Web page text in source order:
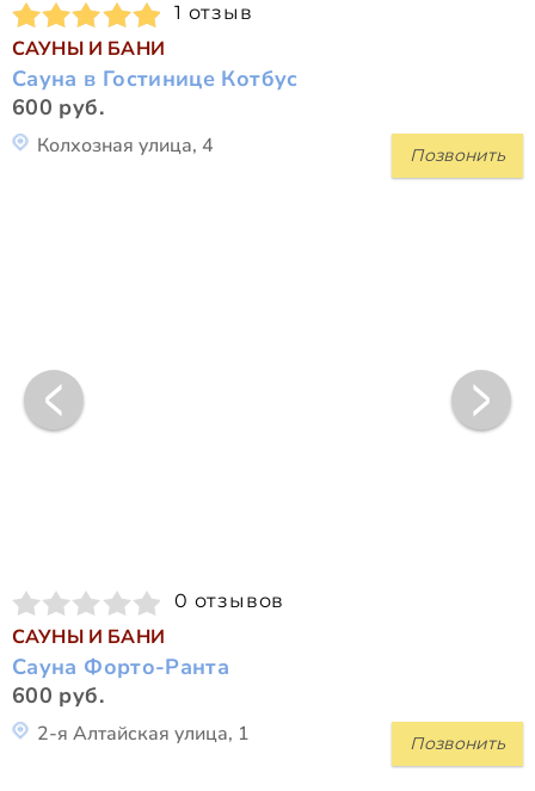
1 отзыв
САУНЫ И БАНИ
Сауна в Гостинице Котбус
600 руб.
Позвонить
Колхозная улица, 4
0 отзывов
САУНЫ И БАНИ
Сауна Форто-Ранта
600 руб.
Позвонить
2-я Алтайская улица, 1